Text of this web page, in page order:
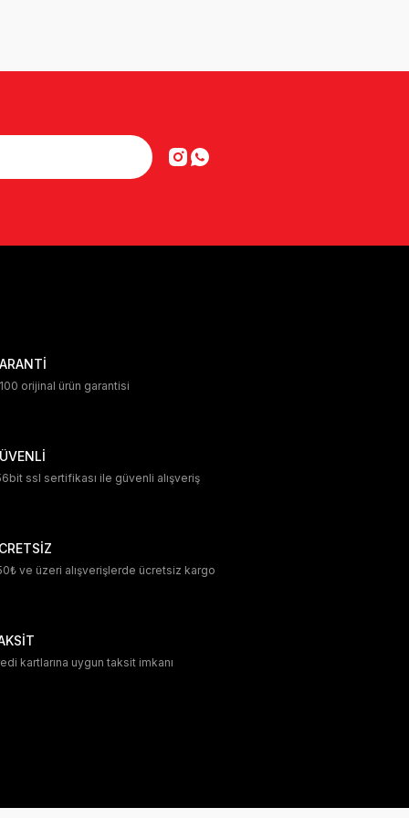
orijinal ürün garantisi
ssl sertifikası ile güvenli alışveriş
ve üzeri alışverişlerde ücretsiz kargo
kartlarına uygun taksit imkanı